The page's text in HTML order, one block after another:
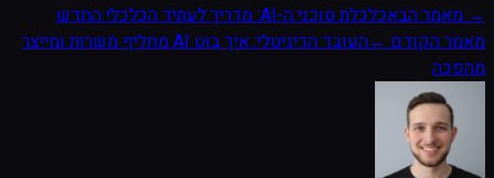
→ מאמר הבאכלכלת סוכני ה-AI: מדריך לעתיד הכלכלי החדש
מאמר הקודם ←
העובד הדיגיטלי: איך בוט AI מחליף משרות ומייצר
מהפכה